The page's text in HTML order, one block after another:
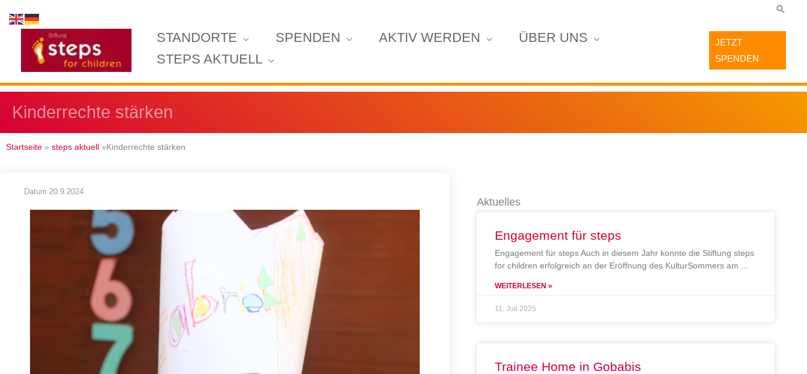
Inhalt
springen
STANDORTE SPENDEN AKTIV WERDEN
ÜBER UNS
STEPS AKTUELL
JETZT
SPENDEN
Kinderrechte stärken
Startseite » steps aktuell »Kinderrechte stärken
Datum 20.9.2024
Aktuelles
Engagement für steps
Engagement für steps Auch in diesem Jahr konnte die Stiftung steps
for children erfolgreich an der Eröffnung des KulturSommers am
WEITERLESEN »
11. Juli 2025
Trainee Home in Gobabis